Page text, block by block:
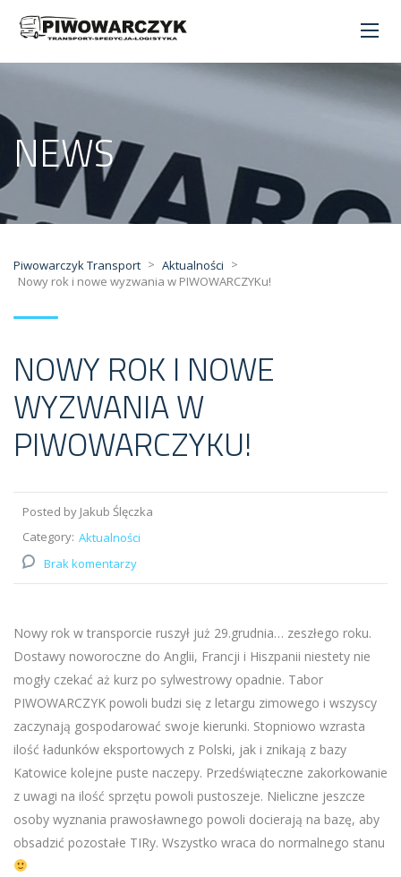
NEWS
Piwowarczyk Transport > Aktualności >
Nowy rok i nowe wyzwania w PIWOWARCZYKu!
NOWY ROK I NOWE
WYZWANIA W
PIWOWARCZYKU!
Posted by Jakub Ślęczka
Category: Aktualności
Brak komentarzy
Nowy rok w transporcie ruszył już 29.grudnia… zeszłego roku.
Dostawy noworoczne do Anglii, Francji i Hiszpanii niestety nie
mogły czekać aż kurz po sylwestrowy opadnie. Tabor
PIWOWARCZYK powoli budzi się z letargu zimowego i wszyscy
zaczynają gospodarować swoje kierunki. Stopniowo wzrasta
ilość ładunków eksportowych z Polski, jak i znikają z bazy
Katowice kolejne puste naczepy. Przedświąteczne zakorkowanie
z uwagi na ilość sprzętu powoli pustoszeje. Nieliczne jeszcze
osoby wyznania prawosławnego powoli docierają na bazę, aby
obsadzić pozostałe TIRy. Wszystko wraca do normalnego stanu